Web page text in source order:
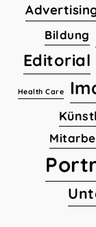
Bildung
Editorial
Health Care